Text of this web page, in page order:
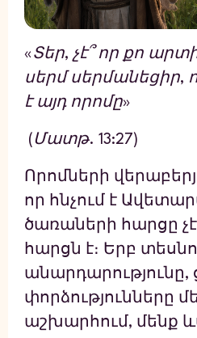
«Տեր, չէ՞ որ քո
սերմ սերմանեցիր,
է այդ որոմը»
(Մատթ. 13:27)
Որոմների
որ հնչում է
ծառաների հարցը
հարցն է։ Երբ
անարդարությունը,
փորձությունները
աշխարհում, մենք